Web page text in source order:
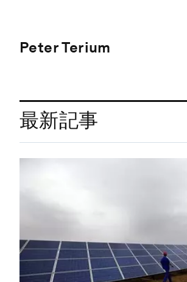
Peter Terium
最新記事